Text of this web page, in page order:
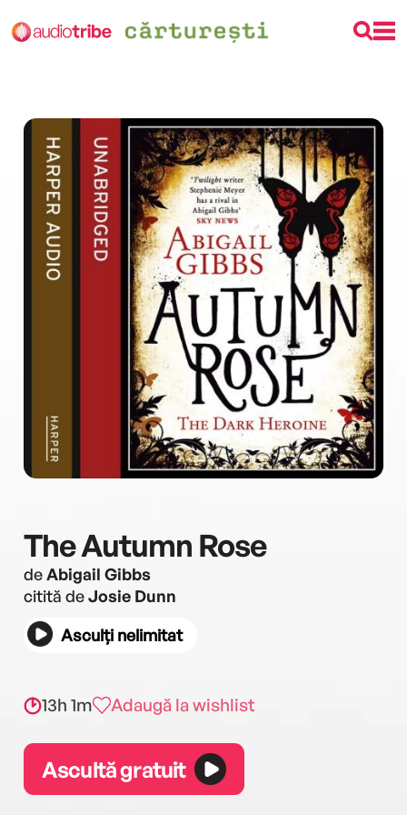
The Autumn Rose
deAbigail Gibbs
citită deJosie Dunn
Asculți nelimitat
13h 1m Adaugă la wishlist
Ascultă gratuit